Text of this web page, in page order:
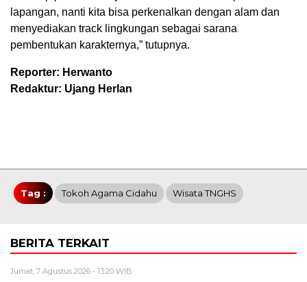
lapangan, nanti kita bisa perkenalkan dengan alam dan
menyediakan track lingkungan sebagai sarana
pembentukan karakternya,” tutupnya.
Reporter: Herwanto
Redaktur: Ujang Herlan
Tag : Tokoh Agama Cidahu Wisata TNGHS
BERITA TERKAIT
Jumat, 7 Agustus 2026 - 13:20 WIB